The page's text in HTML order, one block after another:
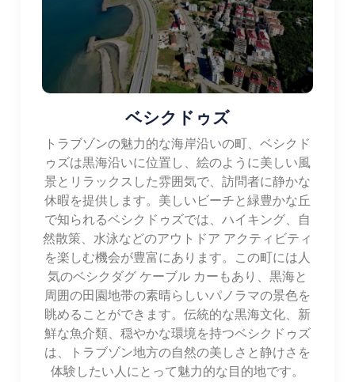
ベシクドゥズ
トラブゾンの魅力的な海岸沿いの町、ベシクド
ゥズは黒海沿いに位置し、絵のように美しい風
景とリラックスした雰囲気で、訪問者に静かな
休暇を提供します。美しいビーチと緑豊かな丘
で知られるベシクドゥズでは、ハイキング、自
然散策、水泳などのアウトドア アクティビティ
を楽しむ機会が豊富にあります。この町には人
気のベシクダグ ケーブル カーもあり、黒海と
周囲の田園地帯の素晴らしいパノラマの景色を
眺めることができます。伝統的な黒海文化、新
鮮な魚介類、穏やかな環境を持つベシクドゥズ
は、トラブゾン地方の自然の美しさと静けさを
体験したい人にとって魅力的な目的地です。